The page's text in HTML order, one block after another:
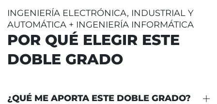
INGENIERÍA ELECTRÓNICA, INDUSTRIAL Y
AUTOMÁTICA + INGENIERÍA INFORMÁTICA
POR QUÉ ELEGIR ESTE
DOBLE GRADO
¿QUÉ ME APORTA ESTE DOBLE GRADO?